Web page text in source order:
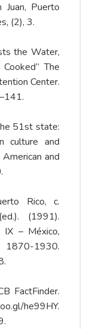
Juan, Puerto
(2), 3.
the Water,
The
Center.
51st state:
culture and
and
Rico, c.
(1991).
IX – México,
1870-1930.
FactFinder.
he99HY.